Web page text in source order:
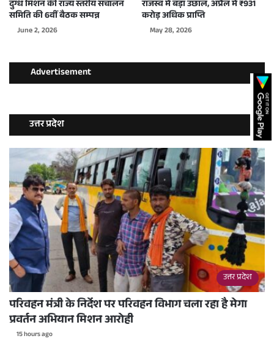
दुग्ध मिशन की राज्य स्तरीय संचालन
समिति की 6वीं बैठक सम्पन्न
June 2, 2026
राजस्व में बड़ा उछाल, अप्रैल में ₹931
करोड़ अधिक प्राप्ति
May 28, 2026
Advertisement
उत्तर प्रदेश
उत्तर प्रदेश
परिवहन मंत्री के निर्देश पर परिवहन विभाग चला रहा है मेगा
प्रवर्तन अभियान मिशन आरोही
15 hours ago